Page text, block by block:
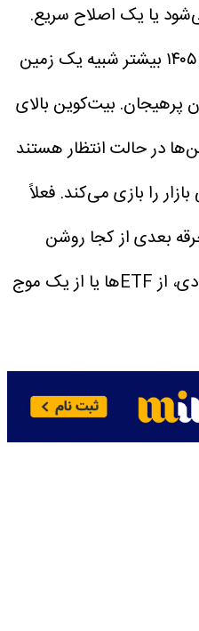
یا یک اصلاح سریع.
بازار رمزارز‌ها امروز ۲۳ خرداد ۱۴۰۵ بیشتر شبیه یک زمین
بیت‌کوین بالای
در حالت انتظار هستند
را بازی می‌کند. فعلاً
بعدی از کجا روشن
خواهد شد؛ از داده‌های اقتصادی، از ETF‌ها یا از یک موج